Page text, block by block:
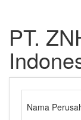
PT.
Nama